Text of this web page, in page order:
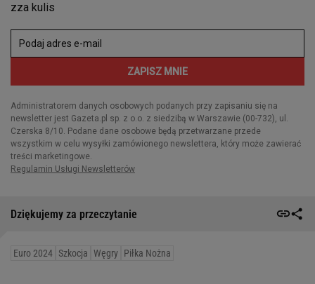
Dziękujemy za przeczytanie
Euro 2024 Szkocja Węgry Piłka Nożna